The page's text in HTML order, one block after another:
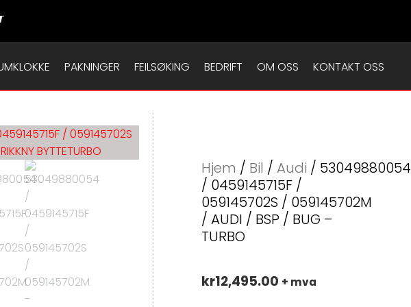
PAKNINGER FEILSØKING BEDRIFT OM OSS KONTAKT OSS
Hjem / Bil / Audi / 53049880054
/ 0459145715F /
059145702S / 059145702M
/ AUDI / BSP / BUG –
TURBO
kr12,495.00 + mva